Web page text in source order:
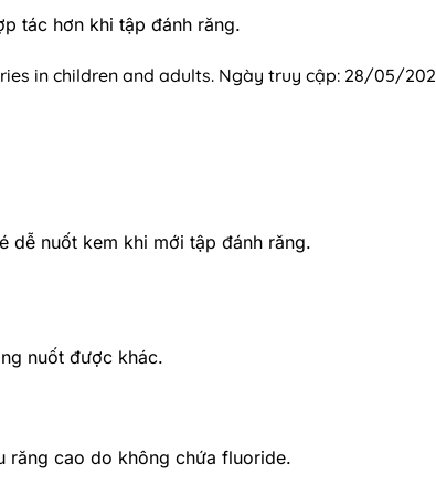
tác hơn khi tập đánh răng.
in children and adults. Ngày truy cập: 28/05/
dễ nuốt kem khi mới tập đánh răng.
nuốt được khác.
răng cao do không chứa fluoride.